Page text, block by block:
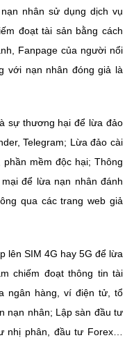
nhân sử dụng dịch vụ
đoạt tài sản bằng cách
Fanpage của người nổi
với nạn nhân đóng giả là
sự thương hại để lừa đảo
Telegram; Lừa đảo cài
mềm độc hại; Thông
để lừa nạn nhân đánh
qua các trang web giả
lên SIM 4G hay 5G để lừa
chiếm đoạt thông tin tài
ngân hàng, ví điện tử, tổ
nạn nhân; Lập sàn đầu tư
nhị phân, đầu tư Forex…